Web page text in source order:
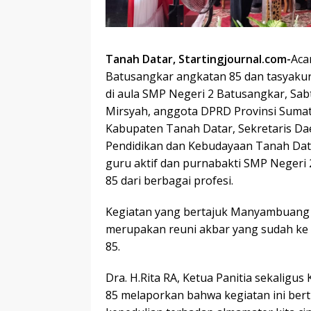
Tanah Datar, Startingjournal.com-
Batusangkar angkatan 85 dan
di aula SMP Negeri 2 Batusangkar,
Mirsyah, anggota DPRD Provinsi
Kabupaten Tanah Datar, Sekretaris
Pendidikan dan Kebudayaan Tanah
guru aktif dan purnabakti SMP
85 dari berbagai profesi.
Kegiatan yang bertajuk
merupakan reuni akbar yang sudah
85.
Dra. H.Rita RA, Ketua Panitia
85 melaporkan bahwa kegiatan ini